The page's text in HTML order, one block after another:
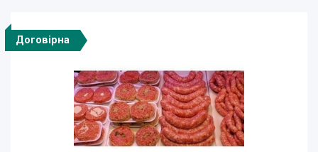
Договірна